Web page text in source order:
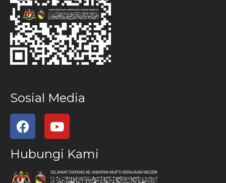
Sosial Media
Hubungi Kami